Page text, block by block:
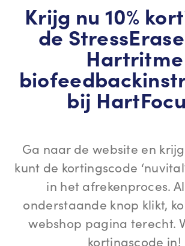
Krijg nu 10%
de
Hartritme
bij
Ga naar de website en
kunt de kortingscode
in het afrekenproces.
onderstaande knop klikt,
webshop pagina terecht.
kortingscode in!